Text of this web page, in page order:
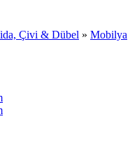
Çivi & Dübel » Mobilya